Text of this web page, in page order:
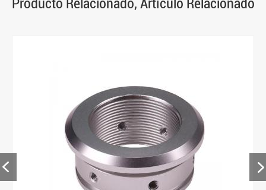
Producto Relacionado, Artículo Relacionado